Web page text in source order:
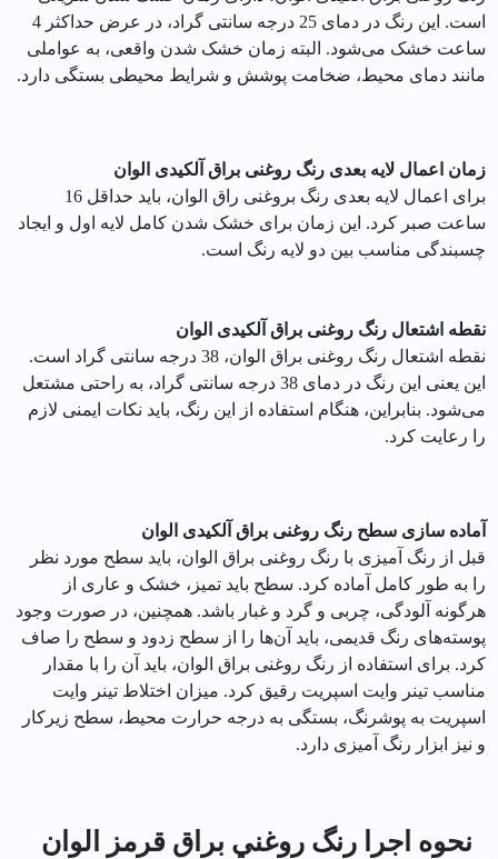
است. این رنگ در دمای 25 درجه سانتی گراد، در عرض حداکثر 4
ساعت خشک می‌شود. البته زمان خشک شدن واقعی، به عواملی
مانند دمای محیط، ضخامت پوشش و شرایط محیطی بستگی دارد.
زمان اعمال لایه بعدی رنگ روغنی براق آلکیدی الوان
برای اعمال لایه بعدی رنگ بروغنی راق الوان، باید حداقل 16
ساعت صبر کرد. این زمان برای خشک شدن کامل لایه اول و ایجاد
چسبندگی مناسب بین دو لایه رنگ است.
نقطه اشتعال رنگ روغنی براق آلکیدی الوان
نقطه اشتعال رنگ روغنی براق الوان، 38 درجه سانتی گراد است.
این یعنی این رنگ در دمای 38 درجه سانتی گراد، به راحتی مشتعل
می‌شود. بنابراین، هنگام استفاده از این رنگ، باید نکات ایمنی لازم
را رعایت کرد.
آماده سازی سطح رنگ روغنی براق آلکیدی الوان
قبل از رنگ آمیزی با رنگ روغنی براق الوان، باید سطح مورد نظر
را به طور کامل آماده کرد. سطح باید تمیز، خشک و عاری از
هرگونه آلودگی، چربی و گرد و غبار باشد. همچنین، در صورت وجود
پوسته‌های رنگ قدیمی، باید آن‌ها را از سطح زدود و سطح را صاف
کرد. برای استفاده از رنگ روغنی براق الوان، باید آن را با مقدار
مناسب تینر وایت اسپریت رقیق کرد. میزان اختلاط تینر وایت
اسپریت به پوشرنگ، بستگی به درجه حرارت محیط، سطح زیرکار
و نیز ابزار رنگ آمیزی دارد.
نحوه اجرا رنگ روغني براق قرمز الوان